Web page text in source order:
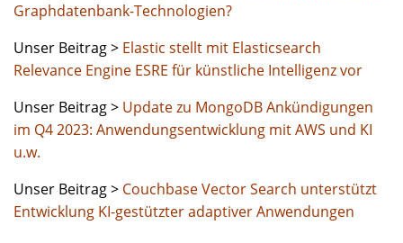
Graphdatenbank-Technologien?
Unser Beitrag > Elastic stellt mit Elasticsearch
Relevance Engine ESRE für künstliche Intelligenz vor
Unser Beitrag > Update zu MongoDB Ankündigungen
im Q4 2023: Anwendungsentwicklung mit AWS und KI
u.w.
Unser Beitrag > Couchbase Vector Search unterstützt
Entwicklung KI-gestützter adaptiver Anwendungen